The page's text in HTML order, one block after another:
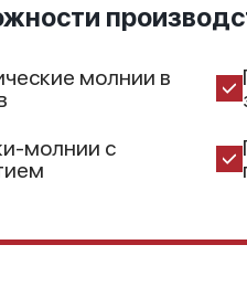
молнии в
молнии с